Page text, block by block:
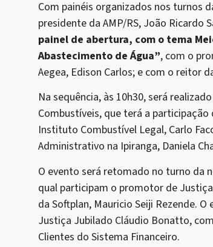
Com painéis organizados nos turnos
presidente da AMP/RS, João Ricardo
painel de abertura, com o tema
Abastecimento de Água”, com o
Aegea, Edison Carlos; e com o reitor
Na sequência, às 10h30, será
Combustíveis, que terá a
Instituto Combustível Legal, Carlo
Administrativo na Ipiranga, Daniela
O evento será retomado no turno da
qual participam o promotor de
da Softplan, Mauricio Seiji Rezende.
Justiça Jubilado Cláudio Bonatto,
Clientes do Sistema Financeiro.